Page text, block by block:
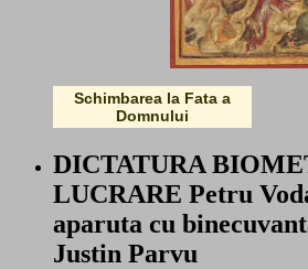
Schimbarea la Fata a
Domnului
DICTATURA
LUCRARE Petru
aparuta cu
Justin Parvu